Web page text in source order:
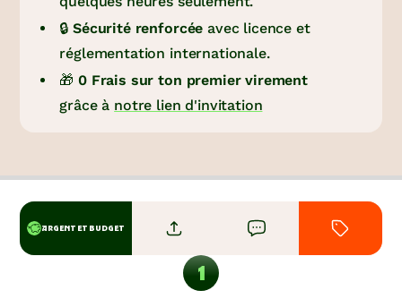
🔒Sécurité renforcée avec licence et
réglementation internationale.
🎁0 Frais sur ton premier virement
grâce à notre lien d'invitation
ARGENT ET BUDGET